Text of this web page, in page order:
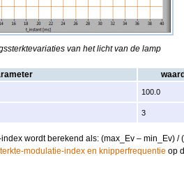
van het licht van de lamp
100.0
3
wordt berekend als: (max_Ev – min_Ev) /
modulatie-index en knipperfrequentie op